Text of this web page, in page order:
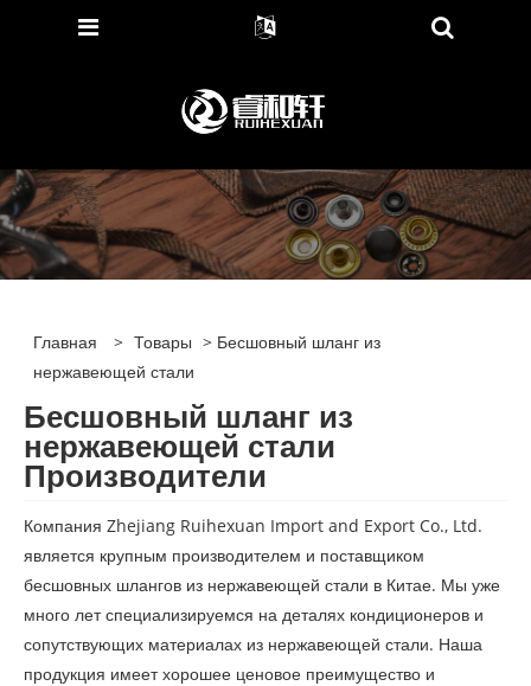
Главная > Товары > Бесшовный шланг из
нержавеющей стали
Бесшовный шланг из
нержавеющей стали
Производители
Компания Zhejiang Ruihexuan Import and Export Co., Ltd.
является крупным производителем и поставщиком
бесшовных шлангов из нержавеющей стали в Китае. Мы уже
много лет специализируемся на деталях кондиционеров и
сопутствующих материалах из нержавеющей стали. Наша
продукция имеет хорошее ценовое преимущество и